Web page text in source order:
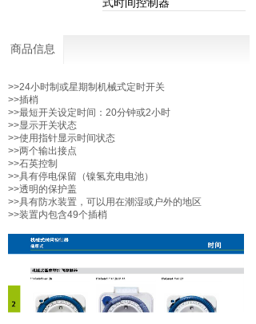
商品信息
>>24小时制或星期制机械式定时开关
>>插梢
>>最短开关设定时间：20分钟或2小时
>>显示开关状态
>>使用指针显示时间状态
>>两个输出接点
>>石英控制
>>具有停电保留（镍氢充电电池）
>>透明的保护盖
>>具有防水装置，可以用在潮湿或户外的地区
>>装置内包含49个插梢